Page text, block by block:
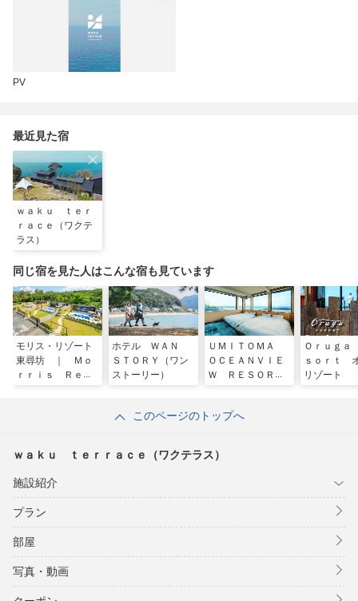
PV
最近見た宿
ｗａｋｕ ｔｅｒ
ｒａｃｅ（ワクテ
ラス）
同じ宿を見た人はこんな宿も見ています
モリス・リゾート
東尋坊 ｜ Ｍｏ
ｒｒｉｓ Ｒｅｓ
ホテル ＷＡＮ
ＳＴＯＲＹ（ワン
ストーリー）
ＵＭＩＴＯＭＡ
ＯＣＥＡＮＶＩＥ
Ｗ ＲＥＳＯＲ
Ｏｒｕｇ
ｓｏｒｔ
リゾート
このページのトップへ
ｗａｋｕ ｔｅｒｒａｃｅ（ワクテラス）
施設紹介
プラン
部屋
写真・動画